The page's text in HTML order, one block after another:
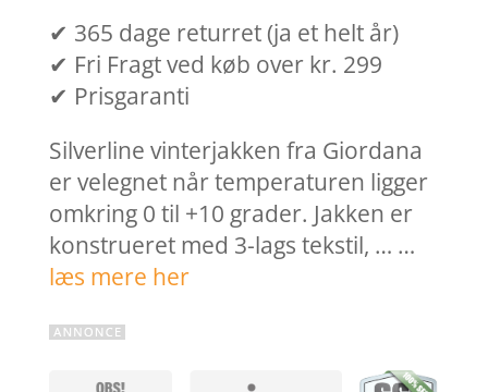
✔ 365 dage returret (ja et helt år)
✔ Fri Fragt ved køb over kr. 299
✔ Prisgaranti
Silverline vinterjakken fra Giordana
er velegnet når temperaturen ligger
omkring 0 til +10 grader. Jakken er
konstrueret med 3-lags tekstil, … …
læs mere her